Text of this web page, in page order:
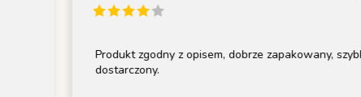
Produkt zgodny z opisem, dobrze zapakowany, szybko
dostarczony.